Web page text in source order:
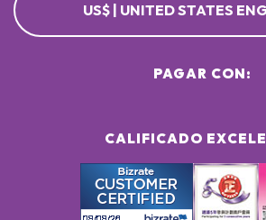
US$ | UNITED STATES
CALIFICADO
PAGAR CON: